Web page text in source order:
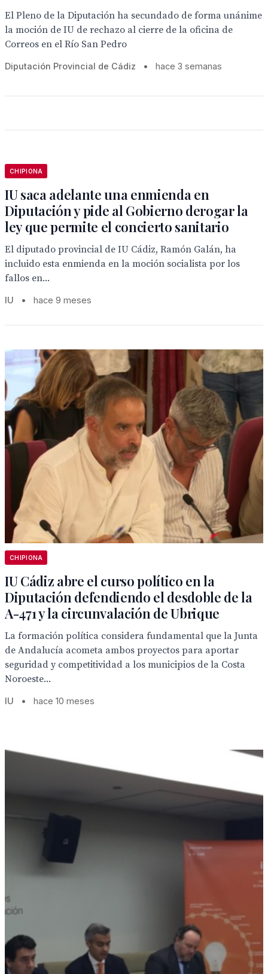
El Pleno de la Diputación ha secundado de forma unánime
la moción de IU de rechazo al cierre de la oficina de
Correos en el Río San Pedro
Diputación Provincial de Cádiz • hace 3 semanas
CHIPIONA
IU saca adelante una enmienda en
Diputación y pide al Gobierno derogar la
ley que permite el concierto sanitario
El diputado provincial de IU Cádiz, Ramón Galán, ha
incluido esta enmienda en la moción socialista por los
fallos en...
IU • hace 9 meses
CHIPIONA
IU Cádiz abre el curso político en la
Diputación defendiendo el desdoble de la
A-471 y la circunvalación de Ubrique
La formación política considera fundamental que la Junta
de Andalucía acometa ambos proyectos para aportar
seguridad y competitividad a los municipios de la Costa
Noroeste...
IU • hace 10 meses